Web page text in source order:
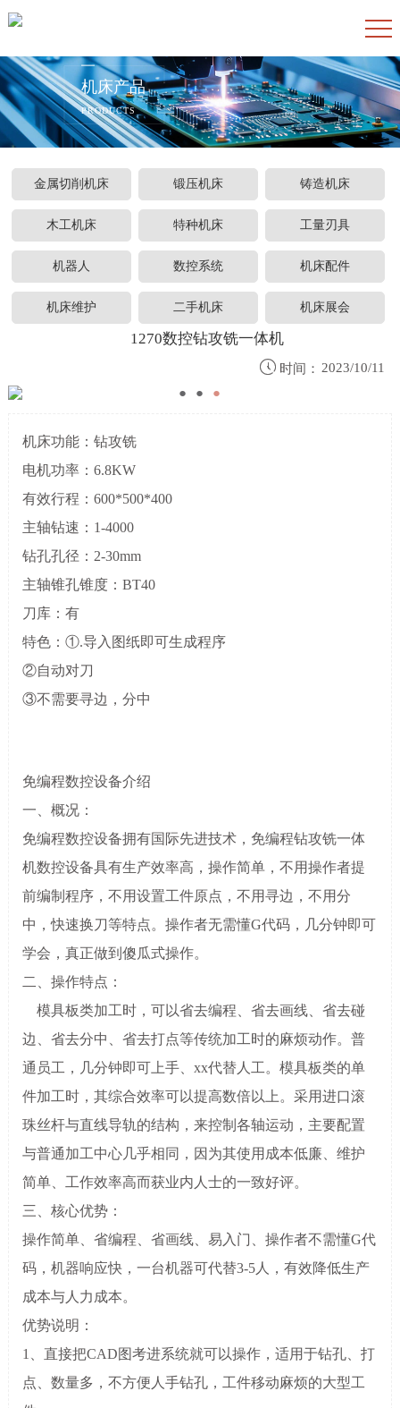
机床产品
PRODUCTS
金属切削机床 锻压机床 铸造机床
木工机床 特种机床 工量刃具
机器人 数控系统 机床配件
机床维护 二手机床 机床展会
1270数控钻攻铣一体机
 时间： 2023/10/11
●
● ●
机床功能：钻攻铣
电机功率：6.8KW
有效行程：600*500*400
主轴钻速：1-4000
钻孔孔径：2-30mm
主轴锥孔锥度：BT40
刀库：有
特色：①.导入图纸即可生成程序
②自动对刀
③不需要寻边，分中
免编程数控设备介绍
一、概况：
免编程数控设备拥有国际先进技术，免编程钻攻铣一体
机数控设备具有生产效率高，操作简单，不用操作者提
前编制程序，不用设置工件原点，不用寻边，不用分
中，快速换刀等特点。操作者无需懂G代码，几分钟即可
学会，真正做到傻瓜式操作。
二、操作特点：
模具板类加工时，可以省去编程、省去画线、省去碰
边、省去分中、省去打点等传统加工时的麻烦动作。普
通员工，几分钟即可上手、xx代替人工。模具板类的单
件加工时，其综合效率可以提高数倍以上。采用进口滚
珠丝杆与直线导轨的结构，来控制各轴运动，主要配置
与普通加工中心几乎相同，因为其使用成本低廉、维护
简单、工作效率高而获业内人士的一致好评。
三、核心优势：
操作简单、省编程、省画线、易入门、操作者不需懂G代
码，机器响应快，一台机器可代替3-5人，有效降低生产
成本与人力成本。
优势说明：
1、直接把CAD图考进系统就可以操作，适用于钻孔、打
点、数量多，不方便人手钻孔，工件移动麻烦的大型工